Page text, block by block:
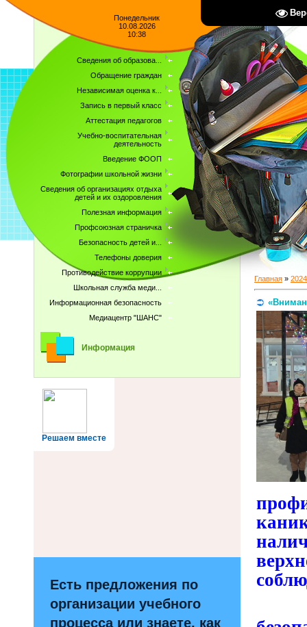
Понедельник
10.08.2026
10:38
Сведения об образова...
Обращение граждан
Независимая оценка к...
Запись в первый класс
Аттестация педагогов
Учебно-воспитательная
деятельность
Введение ФООП
Фотографии школьной жизни
Сведения об организациях отдыха
детей и их оздоровления
Полезная информация
Профсоюзная страничка
Безопасность детей и...
Телефоны доверия
Противодействие коррупции
Школьная служба меди...
Информационная безопасность
Медиацентр "ШАНС"
Информация
Решаем вместе
Есть предложения по
организации учебного
процесса или знаете, как
Главная » 2024